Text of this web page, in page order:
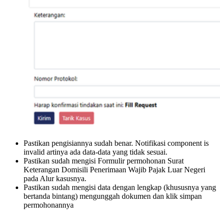
Pastikan pengisiannya sudah benar. Notifikasi component is
invalid artinya ada data-data yang tidak sesuai.
Pastikan sudah mengisi Formulir permohonan Surat
Keterangan Domisili Penerimaan Wajib Pajak Luar Negeri
pada Alur kasusnya.
Pastikan sudah mengisi data dengan lengkap (khususnya yang
bertanda bintang) mengunggah dokumen dan klik simpan
permohonannya